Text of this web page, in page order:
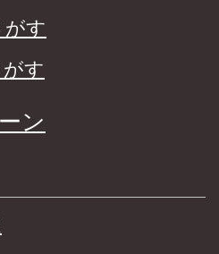
す
す
ン